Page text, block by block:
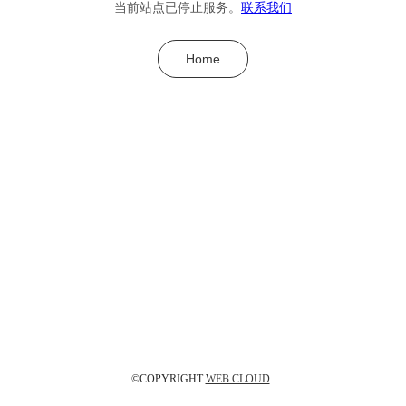
当前站点已停止服务。 联系我们
Home
©COPYRIGHTWEB CLOUD.